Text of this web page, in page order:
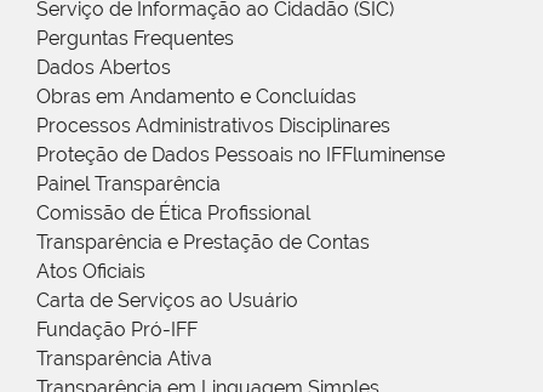
Serviço de Informação ao Cidadão (SIC)
Perguntas Frequentes
Dados Abertos
Obras em Andamento e Concluídas
Processos Administrativos Disciplinares
Proteção de Dados Pessoais no IFFluminense
Painel Transparência
Comissão de Ética Profissional
Transparência e Prestação de Contas
Atos Oficiais
Carta de Serviços ao Usuário
Fundação Pró-IFF
Transparência Ativa